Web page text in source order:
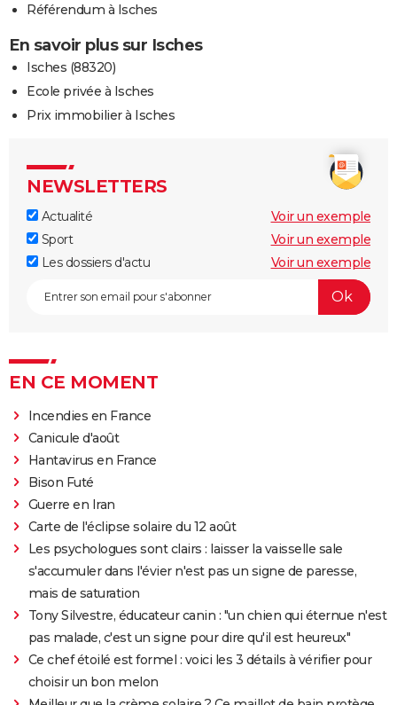
Référendum à Isches
En savoir plus sur Isches
Isches (88320)
Ecole privée à Isches
Prix immobilier à Isches
NEWSLETTERS
Actualité
Voir un exemple
Sport
Voir un exemple
Les dossiers d'actu
Voir un exemple
EN CE MOMENT
Incendies en France
Canicule d'août
Hantavirus en France
Bison Futé
Guerre en Iran
Carte de l'éclipse solaire du 12 août
Les psychologues sont clairs : laisser la vaisselle sale
s'accumuler dans l'évier n'est pas un signe de paresse,
mais de saturation
Tony Silvestre, éducateur canin : "un chien qui éternue n'est
pas malade, c'est un signe pour dire qu'il est heureux"
Ce chef étoilé est formel : voici les 3 détails à vérifier pour
choisir un bon melon